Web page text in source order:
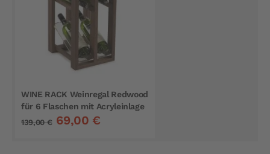
WINE RACK Weinregal Redwood
für 6 Flaschen mit Acryleinlage
69,00 €
139,00 €